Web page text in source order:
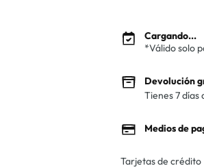
Cargando...
*Válido solo
Devolución
Tienes 7 días
Medios de
Tarjetas de crédito